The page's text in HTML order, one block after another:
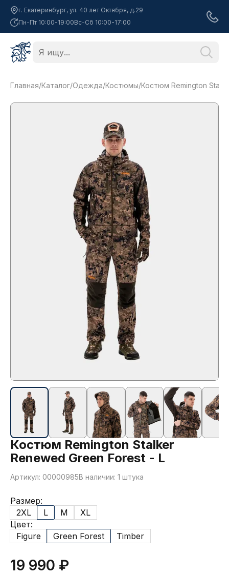
г. Екатеринбург, ул. 40 лет Октября, д.29
Пн-Пт 10:00-19:00Вс-Сб 10:00-17:00
Главная/Каталог/Одежда/Костюмы/Костюм Remington
Костюм Remington Stalker
Renewed Green Forest - L
Артикул: 00000985В наличии: 1 штука
Размер:
2XL
L M
XL
Цвет:
Figure
Green Forest Timber
19 990 ₽